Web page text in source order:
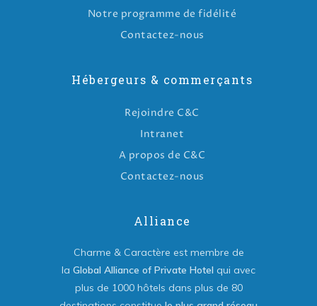
Notre programme de fidélité
Contactez-nous
Hébergeurs & commerçants
Rejoindre C&C
Intranet
A propos de C&C
Contactez-nous
Alliance
Charme & Caractère est membre de
la Global Alliance of Private Hotel qui avec
plus de 1000 hôtels dans plus de 80